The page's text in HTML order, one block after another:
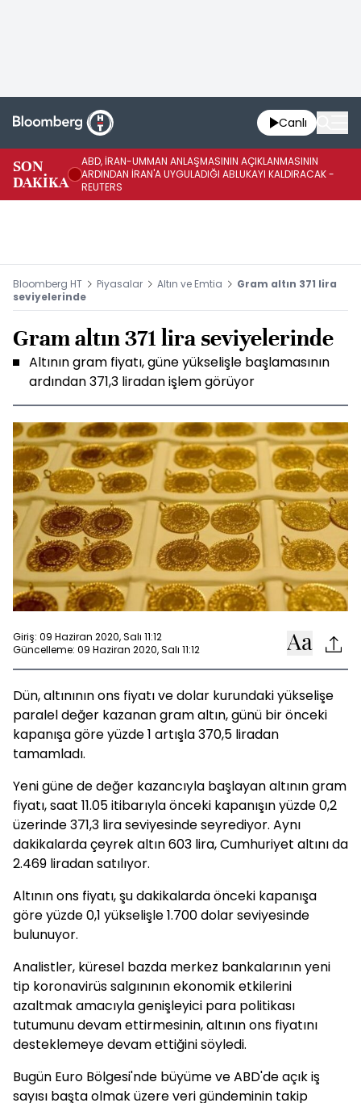
Canlı
SON
DAKİKA
ABD, İRAN-UMMAN ANLAŞMASININ AÇIKLANMASININ
ARDINDAN İRAN'A UYGULADIĞI ABLUKAYI KALDIRACAK -
REUTERS
Bloomberg HT Piyasalar Altın ve Emtia
Gram altın 371 lira
seviyelerinde
Gram altın 371 lira seviyelerinde
Altının gram fiyatı, güne yükselişle başlamasının
ardından 371,3 liradan işlem görüyor
Giriş: 09 Haziran 2020, Salı 11:12
Güncelleme: 09 Haziran 2020, Salı 11:12
Dün, altınının ons fiyatı ve dolar kurundaki yükselişe
paralel değer kazanan gram altın, günü bir önceki
kapanışa göre yüzde 1 artışla 370,5 liradan
tamamladı.
Yeni güne de değer kazancıyla başlayan altının gram
fiyatı, saat 11.05 itibarıyla önceki kapanışın yüzde 0,2
üzerinde 371,3 lira seviyesinde seyrediyor. Aynı
dakikalarda çeyrek altın 603 lira, Cumhuriyet altını da
2.469 liradan satılıyor.
Altının ons fiyatı, şu dakikalarda önceki kapanışa
göre yüzde 0,1 yükselişle 1.700 dolar seviyesinde
bulunuyor.
Analistler, küresel bazda merkez bankalarının yeni
tip koronavirüs salgınının ekonomik etkilerini
azaltmak amacıyla genişleyici para politikası
tutumunu devam ettirmesinin, altının ons fiyatını
desteklemeye devam ettiğini söyledi.
Bugün Euro Bölgesi'nde büyüme ve ABD'de açık iş
sayısı başta olmak üzere veri gündeminin takip